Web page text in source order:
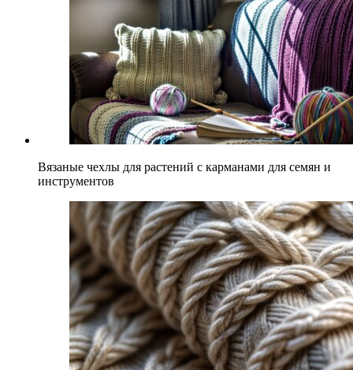
Вязаные чехлы для растений с карманами для семян и
инструментов